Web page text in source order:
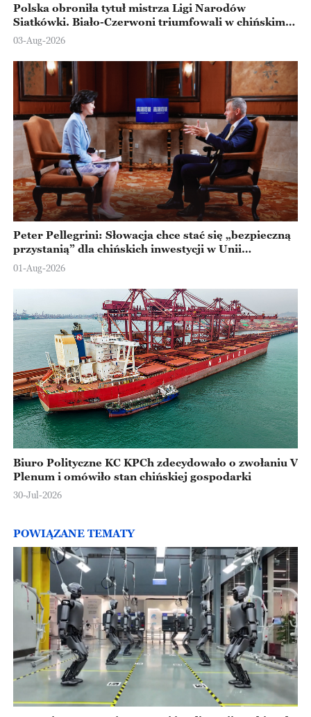
Polska obroniła tytuł mistrza Ligi Narodów
Siatkówki. Biało-Czerwoni triumfowali w chińskim
Ningbo
03-Aug-2026
Peter Pellegrini: Słowacja chce stać się „bezpieczną
przystanią” dla chińskich inwestycji w Unii
Europejskiej
01-Aug-2026
Biuro Polityczne KC KPCh zdecydowało o zwołaniu V
Plenum i omówiło stan chińskiej gospodarki
30-Jul-2026
POWIĄZANE TEMATY